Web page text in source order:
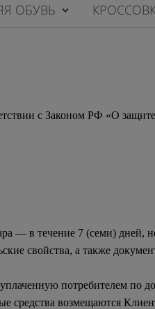
ОБУВЬ
с Законом РФ «О
— в течение 7 (семи) дней,
свойства, а также
потребителем по
средства возмещаются